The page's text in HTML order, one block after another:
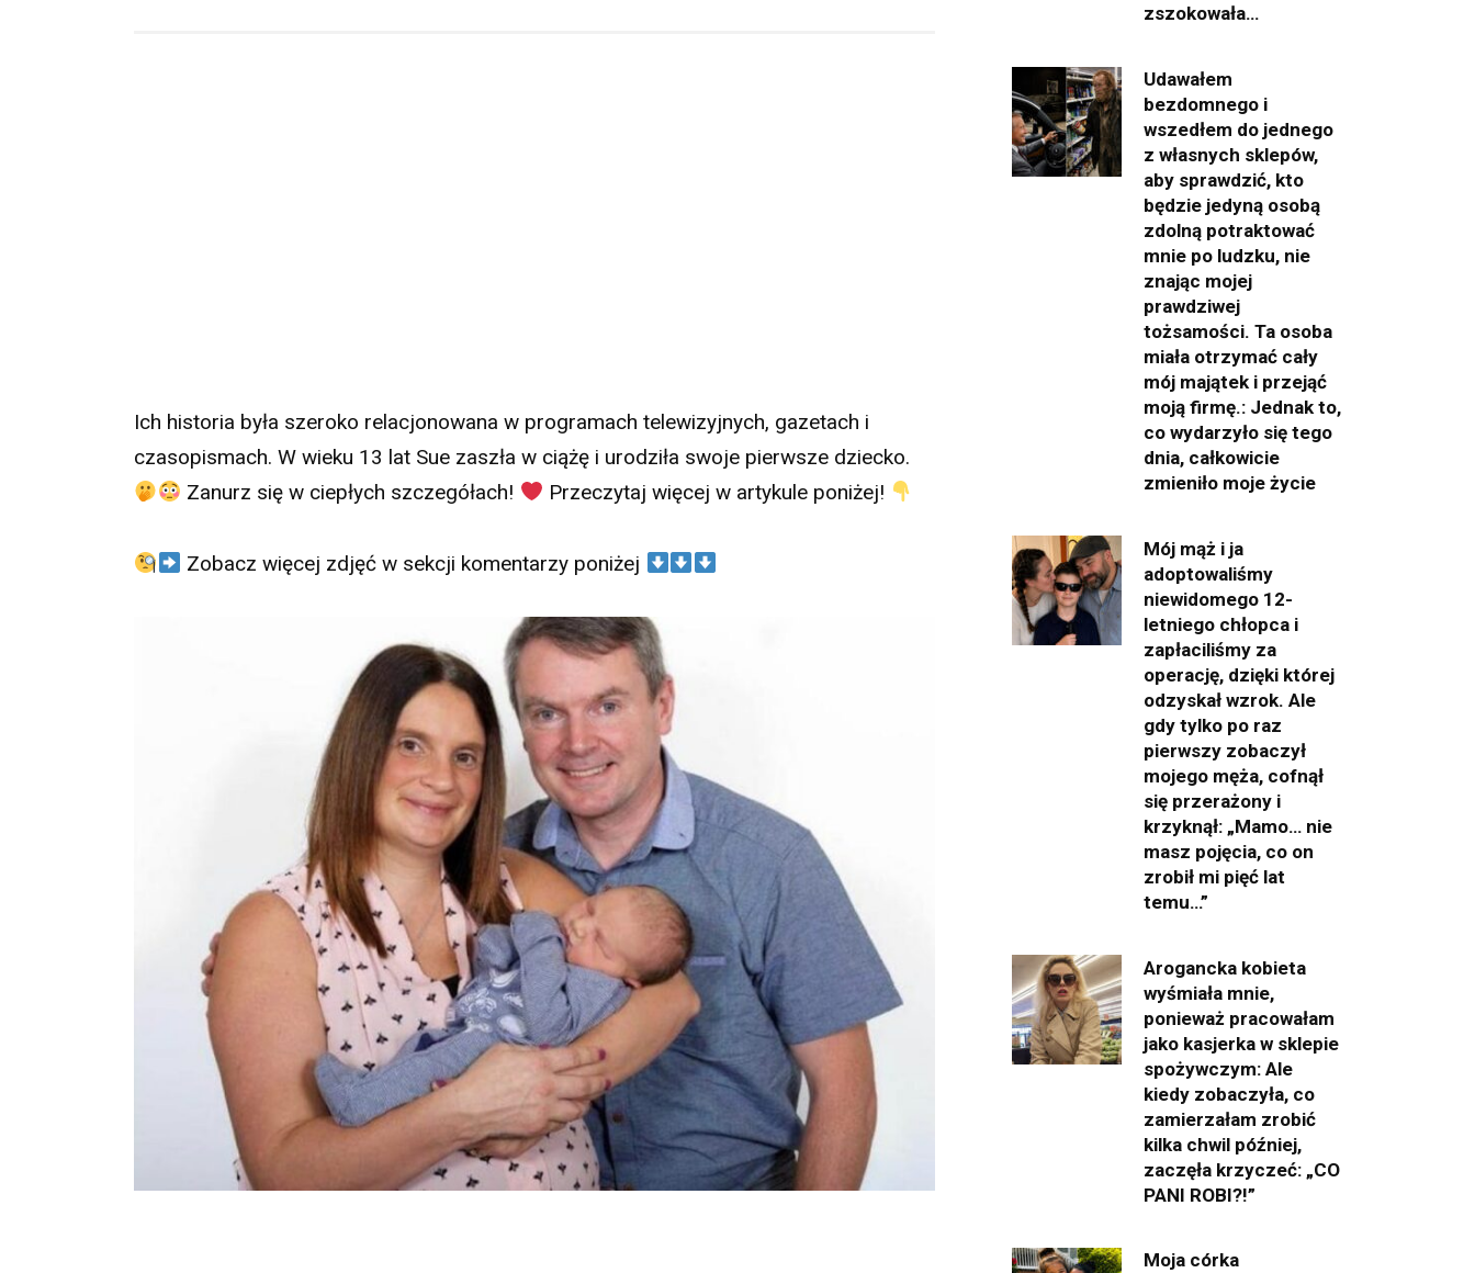
Ich historia była szeroko relacjonowana w programach telewizyjnych, gazetach i
czasopismach. W wieku 13 lat Sue zaszła w ciążę i urodziła swoje pierwsze dziecko.
Zanurz się w ciepłych szczegółach!
Przeczytaj więcej w artykule poniżej!
Zobacz więcej zdjęć w sekcji komentarzy poniżej
zszokowała…
Udawałem
bezdomnego i
wszedłem do jednego
z własnych sklepów,
aby sprawdzić, kto
będzie jedyną osobą
zdolną potraktować
mnie po ludzku, nie
znając mojej
prawdziwej
tożsamości. Ta osoba
miała otrzymać cały
mój majątek i przejąć
moją firmę.: Jednak to,
co wydarzyło się tego
dnia, całkowicie
zmieniło moje życie
Mój mąż i ja
adoptowaliśmy
niewidomego 12-
letniego chłopca i
zapłaciliśmy za
operację, dzięki której
odzyskał wzrok. Ale
gdy tylko po raz
pierwszy zobaczył
mojego męża, cofnął
się przerażony i
krzyknął: „Mamo… nie
masz pojęcia, co on
zrobił mi pięć lat
temu…”
Arogancka kobieta
wyśmiała mnie,
ponieważ pracowałam
jako kasjerka w sklepie
spożywczym: Ale
kiedy zobaczyła, co
zamierzałam zrobić
kilka chwil później,
zaczęła krzyczeć: „CO
PANI ROBI?!”
Moja córka